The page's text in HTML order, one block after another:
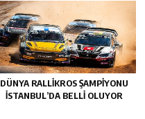
DÜNYA RALLIKROS ŞAMPIYONU
İSTANBUL’DA BELLI OLUYOR